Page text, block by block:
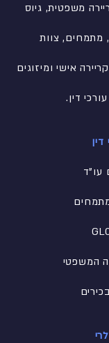
משפטית, גיוס
מתמחים, צוות
אישי ומיזוגים
דין.
דין
עו"ד
המשפטי